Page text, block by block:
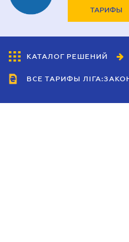
ТАРИФЫ
КАТАЛОГ РЕШЕНИЙ
ВСЕ ТАРИФЫ